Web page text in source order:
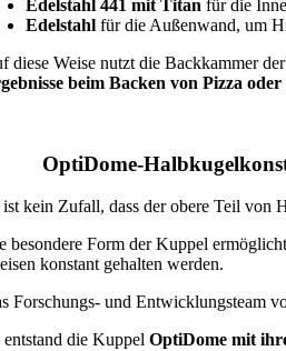
Edelstahl 441 mit Titanfür die
Edelstahlfür die Außenwand, um
diese Weise nutzt die Backkammer
beim Backen von Pizza
OptiDome-
ist kein Zufall, dass der obere Teil von
besondere Form der Kuppel
konstant gehalten werden.
Forschungs- und Entwicklungsteam
entstand die KuppelOptiDome mit